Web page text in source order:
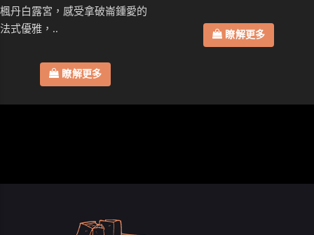
楓丹白露宮，感受拿破崙鍾愛的
法式優雅，..
瞭解更多
瞭解更多